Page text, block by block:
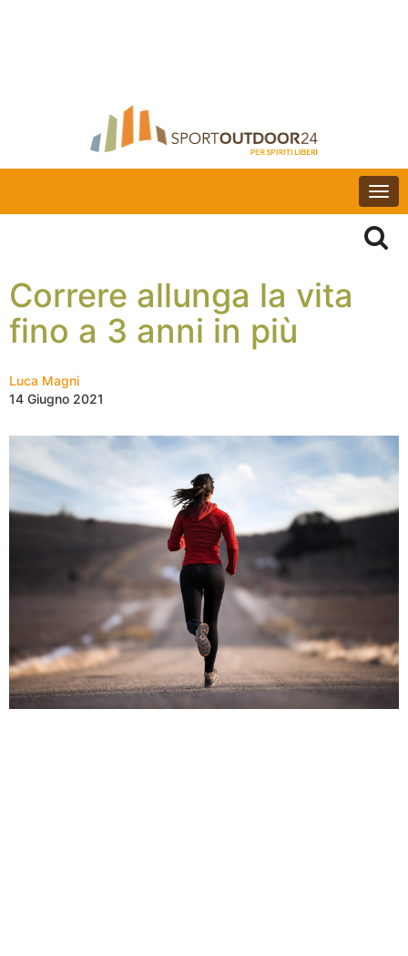
Correre allunga la vita
fino a 3 anni in più
Luca Magni
14 Giugno 2021